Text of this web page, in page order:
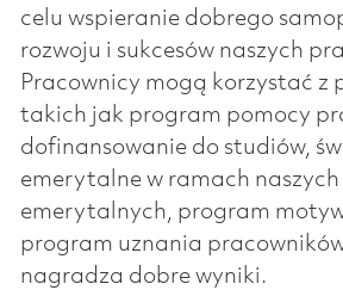
celu wspieranie dobrego
rozwoju i sukcesów naszych
Pracownicy mogą korzystać z
takich jak program pomocy
dofinansowanie do studiów,
emerytalne w ramach
emerytalnych, program
program uznania
nagradza dobre wyniki.